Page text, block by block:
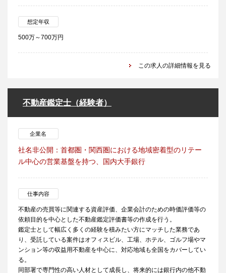
想定年収
500万～700万円
この求人の詳細情報を見る
不動産鑑定士（経験者）
企業名
社名非公開：首都圏・関西圏における地域密着型のリテー
ル中心の営業基盤を持つ、国内大手銀行
仕事内容
不動産の売買等に関連する資産評価、企業会計のための時価評価等の
依頼目的を中心とした不動産鑑定評価書等の作成を行う。
鑑定士として幅広く多くの経験を積みたい方にマッチした業務であ
り、受託している案件はオフィスビル、工場、ホテル、ゴルフ場やマ
ンション等の収益用不動産を中心に、対応地域も全国をカバーしてい
る。
同部署で専門性の高い人材として成長し、将来的には銀行内の他不動